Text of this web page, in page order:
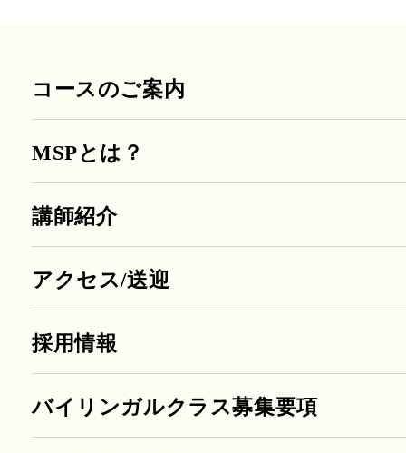
コースのご案内
MSPとは？
講師紹介
アクセス/送迎
採用情報
バイリンガルクラス募集要項